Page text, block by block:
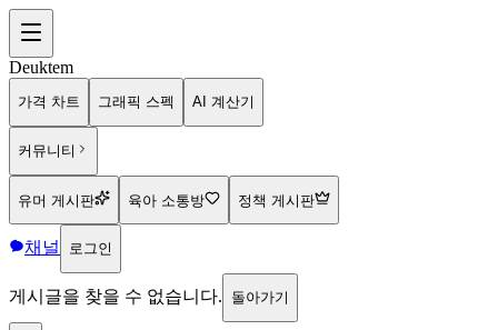
Deuktem
가격 차트 그래픽 스펙 AI 계산기
커뮤니티
유머 게시판 육아 소통방 정책 게시판
채널 로그인
게시글을 찾을 수 없습니다. 돌아가기